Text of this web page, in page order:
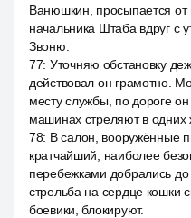
Ванюшкин, просыпается от
начальника Штаба вдруг с
Звоню.
77: Уточняю обстановку
действовал он грамотно.
месту службы, по дороге он
машинах стреляют в одних
78: В салон, вооружённые
кратчайший, наиболее
перебежками добрались
стрельба на сердце кошки
боевики, блокируют.